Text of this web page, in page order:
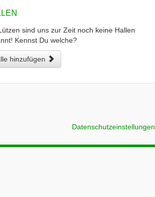
sind uns zur Zeit noch keine Hallen
Kennst Du welche?
hinzufügen
Datenschutzeinstellungen